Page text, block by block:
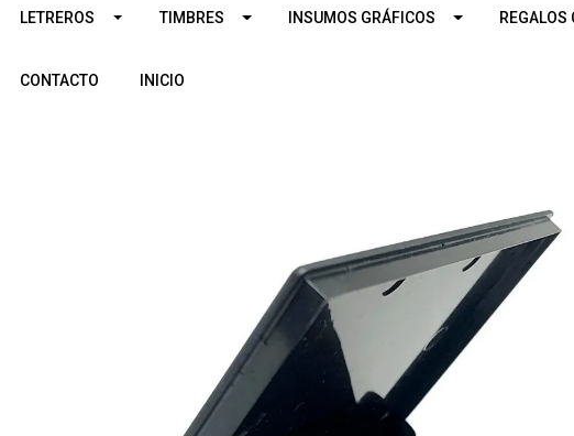
LETREROS TIMBRES INSUMOS GRÁFICOS REGALOS
CONTACTO INICIO